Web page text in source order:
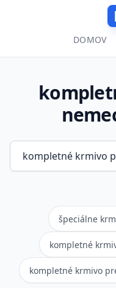
DOMOV
špeciálne
kompletné
kompletné krmivo